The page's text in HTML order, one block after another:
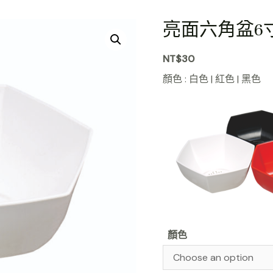
亮面六角盆6
NT$30
顏色 : 白色 | 紅色 | 黑色
顏色